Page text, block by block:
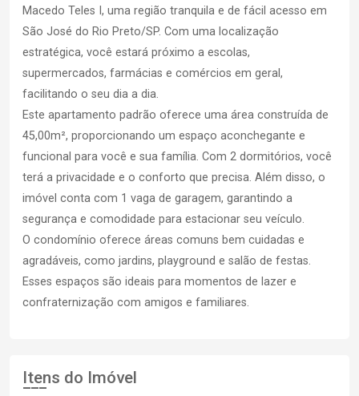
Macedo Teles I, uma região tranquila e de fácil acesso em
São José do Rio Preto/SP. Com uma localização
estratégica, você estará próximo a escolas,
supermercados, farmácias e comércios em geral,
facilitando o seu dia a dia.
Este apartamento padrão oferece uma área construída de
45,00m², proporcionando um espaço aconchegante e
funcional para você e sua família. Com 2 dormitórios, você
terá a privacidade e o conforto que precisa. Além disso, o
imóvel conta com 1 vaga de garagem, garantindo a
segurança e comodidade para estacionar seu veículo.
O condomínio oferece áreas comuns bem cuidadas e
agradáveis, como jardins, playground e salão de festas.
Esses espaços são ideais para momentos de lazer e
confraternização com amigos e familiares.
Itens do Imóvel